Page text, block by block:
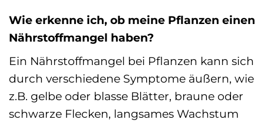
Wie erkenne ich, ob meine Pflanzen einen
Nährstoffmangel haben?
Ein Nährstoffmangel bei Pflanzen kann sich
durch verschiedene Symptome äußern, wie
z.B. gelbe oder blasse Blätter, braune oder
schwarze Flecken, langsames Wachstum